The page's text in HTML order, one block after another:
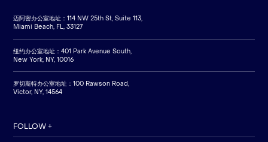
迈阿密办公室地址：114 NW 25th St, Suite 113,
Miami Beach, FL, 33127
纽约办公室地址：401 Park Avenue South,
New York, NY, 10016
罗切斯特办公室地址：100 Rawson Road,
Victor, NY, 14564
FOLLOW +